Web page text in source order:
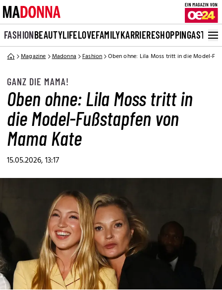
FASHIONBEAUTYLIFELOVEFAMILYKARRIERESHOPPINGASTRO
Magazine Madonna Fashion Oben ohne: Lila Moss tritt in die Model-
GANZ DIE MAMA!
Oben ohne: Lila Moss tritt in
die Model-Fußstapfen von
Mama Kate
15.05.2026, 13:17